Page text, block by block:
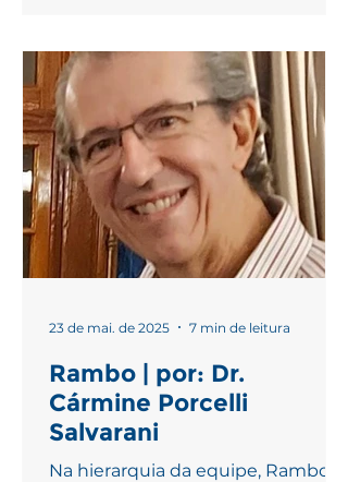
sub especialidade, com laços
fortes com a SBN e ainda com
todas as sociedades
verdadeiramente ligadas ao
desenvolvimento da neurocirurgia
pediátrica. Pretendemos manter o
diálogo e as parcerias com aqueles
que nos oferecem intercâmbio.
Rambo | por: Dr.
Cármine Porcelli
Salvarani
Na hierarquia da equipe, Rambo
23 de mai. de 2025 7 min de leitura